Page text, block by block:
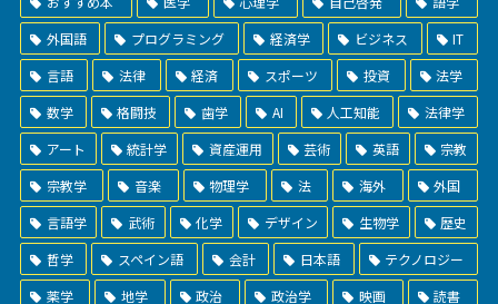
外国語
プログラミング 経済学 ビジネス
IT
言語
法律 経済 スポーツ 投資
法学
数学
格闘技 歯学 AI 人工知能
法律学
アート
統計学 資産運用 芸術 英語
宗教
宗教学
音楽 物理学 法 海外
外国
言語学
武術 化学 デザイン 生物学
歴史
哲学
スペイン語 会計 日本語
テクノロジー
薬学
地学 政治 政治学 映画 読書